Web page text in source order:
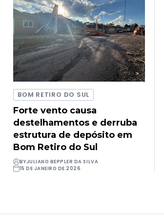
BOM RETIRO DO SUL
Forte vento causa
destelhamentos e derruba
estrutura de depósito em
Bom Retiro do Sul
BYJULIANO BEPPLER DA SILVA
15 DE JANEIRO DE 2026